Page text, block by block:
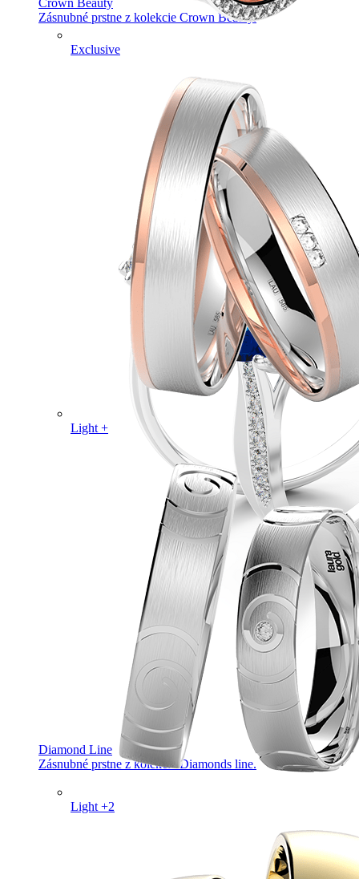
Crown Beauty
Zásnubné prstne z kolekcie Crown Beauty.
Diamond Line
Zásnubné prstne z kolekcie Diamonds line.
Exclusive
Light +
Light +2